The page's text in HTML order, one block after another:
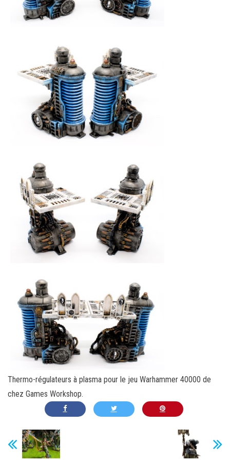
Thermo-régulateurs à plasma pour le jeu Warhammer 40000 de
chez Games Workshop.